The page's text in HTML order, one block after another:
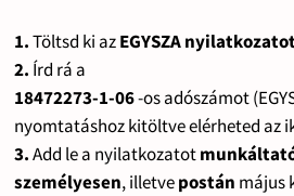
1.Töltsd ki azEGYSZA
2. Írd rá a
18472273-1-06-os adószámot
nyomtatáshoz kitöltve elérheted az
3.Add le a nyilatkozatot
személyesen, illetvepostán május